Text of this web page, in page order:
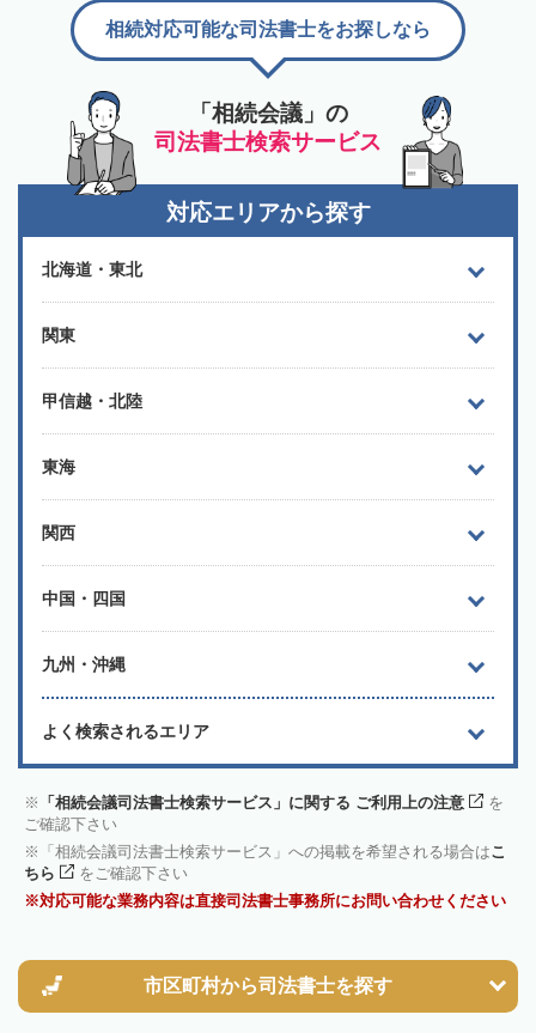
「相続会議」の
司法書士検索サービス
相続対応可能な司法書士をお探しなら
対応エリアから探す
北海道・東北
関東
甲信越・北陸
東海
関西
中国・四国
九州・沖縄
よく検索されるエリア
「相続会議司法書士検索サービス」に関する ご利用上の注意
を
ご確認下さい
「相続会議司法書士検索サービス」への掲載を希望される場合はこ
ちら
をご確認下さい
対応可能な業務内容は直接司法書士事務所にお問い合わせください
市区町村から司法書士を探す